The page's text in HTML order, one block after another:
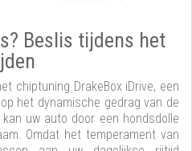
Beslis tijdens het
chiptuning DrakeBox iDrive, een
het dynamische gedrag van de
uw auto door een hondsdolle
Omdat het temperament van